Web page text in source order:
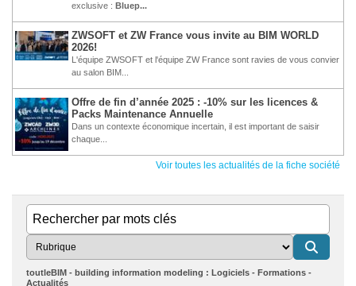
exclusive : Bluep...
ZWSOFT et ZW France vous invite au BIM WORLD
2026!
L'équipe ZWSOFT et l'équipe ZW France sont ravies de vous convier
au salon BIM...
Offre de fin d’année 2025 : -10% sur les licences &
Packs Maintenance Annuelle
Dans un contexte économique incertain, il est important de saisir
chaque...
Voir toutes les actualités de la fiche société
toutleBIM - building information modeling : Logiciels - Formations -
Actualités